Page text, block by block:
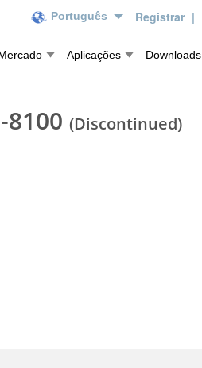
Português Registrar |
Aplicações Downloads
8100 (Discontinued)